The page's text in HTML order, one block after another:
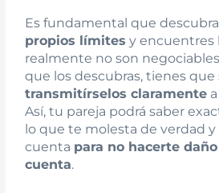
Es fundamental que
propios límites y encuentres
realmente no son
que los descubras, tienes
transmitírselos claramente
Así, tu pareja podrá saber
lo que te molesta de verdad
cuenta para no hacerte
cuenta.